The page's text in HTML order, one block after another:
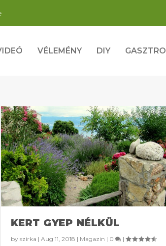
VÉLEMÉNY DIY GASZTRO
KERT GYEP NÉLKÜL
by szirka | Aug 11, 2018 | Magazin | 0 |